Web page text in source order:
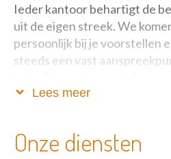
Ieder kantoor behartigt de
uit de eigen streek. We
persoonlijk bij je voorstellen
steeds een vast
verbeteren van de
verloning, met bijkomende
Lees meer
Onze diensten